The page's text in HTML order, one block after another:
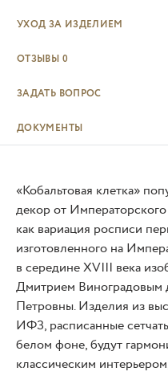
УХОД ЗА ИЗДЕЛИЕМ
ОТЗЫВЫ 0
ЗАДАТЬ ВОПРОС
ДОКУМЕНТЫ
«Кобальтовая клетка»
декор от
как вариация росписи
изготовленного на
в середине XVIII века
Дмитрием Виноградовым
Петровны. Изделия из
ИФЗ, расписанные
белом фоне, будут
классическим